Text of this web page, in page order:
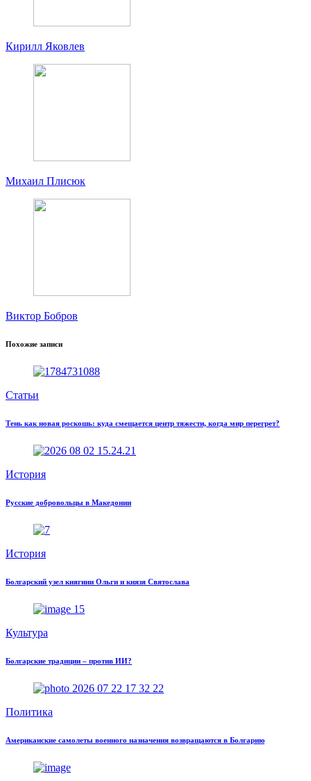
Кирилл Яковлев
Михаил Плисюк
Виктор Бобров
Похожие записи
Статьи
Тень как новая роскошь: куда смещается центр тяжести, когда мир перегрет?
История
Русские добровольцы в Македонии
История
Болгарский узел княгини Ольги и князя Святослава
Культура
Болгарские традиции – против ИИ?
Политика
Американские самолеты военного назначения возвращаются в Болгарию